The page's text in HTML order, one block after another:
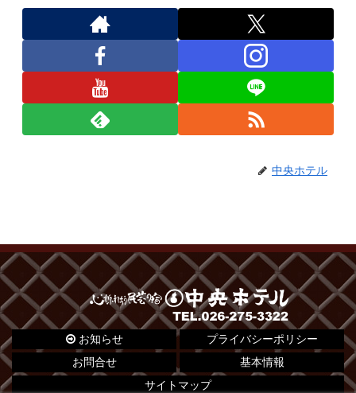
中央ホテル
お知らせ
プライバシーポリシー
お問合せ
基本情報
サイトマップ